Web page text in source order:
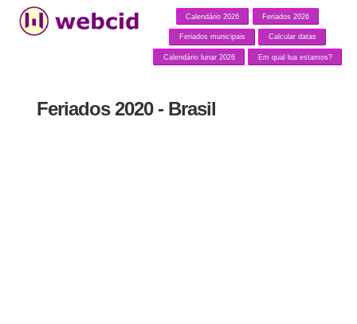
Calendário 2026 Feriados 2026
Feriados municipais Calcular datas
Calendário lunar 2026 Em qual lua estamos?
Feriados 2020 - Brasil